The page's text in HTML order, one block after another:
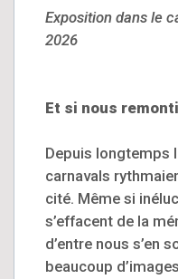
Exposition dans le
2026
Et si nous
Depuis longtemps
carnavals
cité. Même si
s’effacent de la
d’entre nous s’en
beaucoup